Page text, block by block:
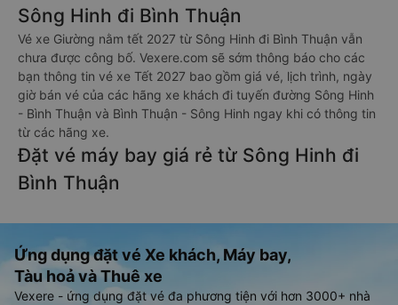
Sông Hinh đi Bình Thuận
Vé xe Giường nằm tết 2027 từ Sông Hinh đi Bình Thuận vẫn
chưa được công bố. Vexere.com sẽ sớm thông báo cho các
bạn thông tin vé xe Tết 2027 bao gồm giá vé, lịch trình, ngày
giờ bán vé của các hãng xe khách đi tuyến đường Sông Hinh
- Bình Thuận và Bình Thuận - Sông Hinh ngay khi có thông tin
từ các hãng xe.
Đặt vé máy bay giá rẻ từ Sông Hinh đi
Bình Thuận
Ứng dụng đặt vé Xe khách, Máy bay,
Tàu hoả và Thuê xe
Vexere - ứng dụng đặt vé đa phương tiện với hơn 3000+ nhà